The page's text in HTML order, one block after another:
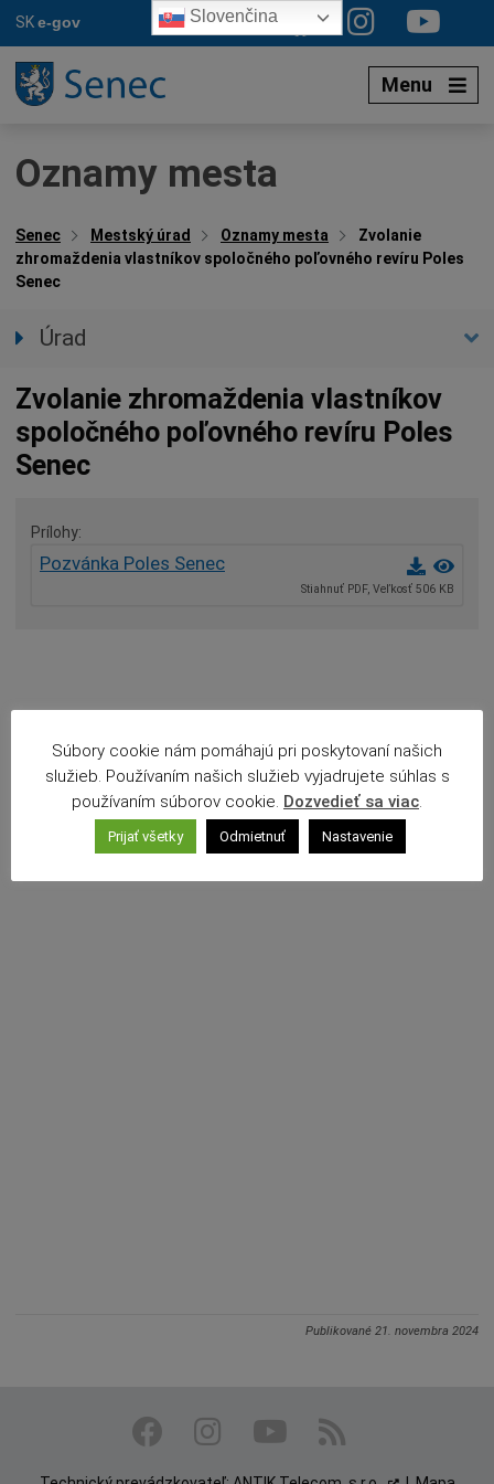
SKe-gov
Menu
Oznamy mesta
Senec Mestský úrad Oznamy mesta
Zvolanie
zhromaždenia vlastníkov spoločného poľovného revíru Poles
Senec
Úrad
Úradné hodiny
Úradné sekcie
Oznamy mesta
Povinné zverejňovanie
Rozpočet mesta
Zvolanie zhromaždenia vlastníkov
spoločného poľovného revíru Poles
Senec
Prílohy
Pozvánka Poles Senec
Stiahnuť PDF, Veľkosť 506 KB
Publikované 21. novembra 2024
Súbory cookie nám pomáhajú pri poskytovaní našich
služieb. Používaním našich služieb vyjadrujete súhlas s
používaním súborov cookie. Dozvedieť sa viac.
Prijať všetky Odmietnuť Nastavenie
Slovenčina